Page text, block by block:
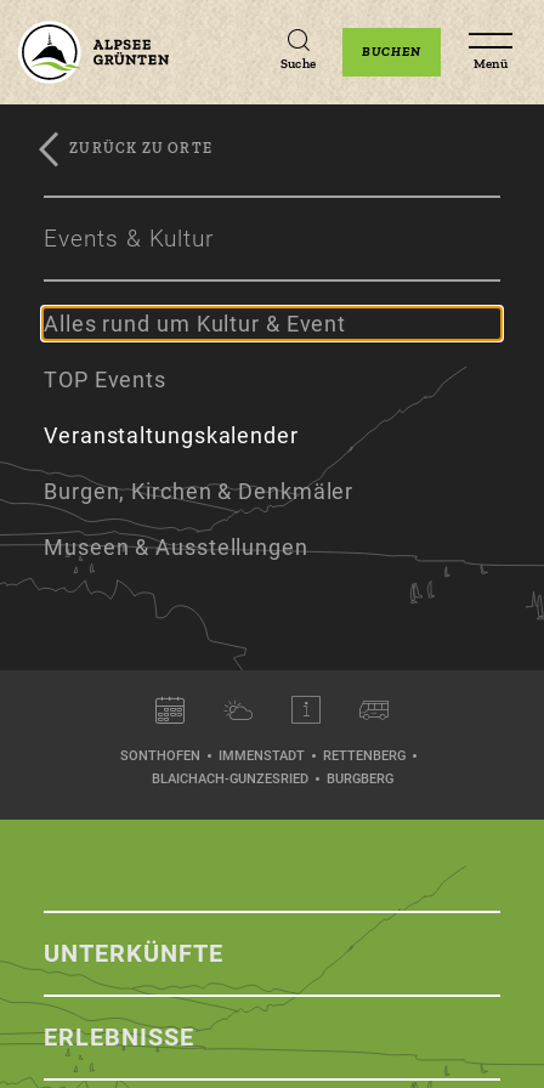
Zum
Zur
Zum
Suche
BUCHEN
Menü
ZURÜCK ZU ORTE
Events & Kultur
Alles rund um Kultur & Event
TOP Events
Veranstaltungskalender
Burgen, Kirchen & Denkmäler
Museen & Ausstellungen
SONTHOFEN IMMENSTADT
RETTENBERG
BLAICHACH-GUNZESRIED
BURGBERG
UNTERKÜNFTE
ERLEBNISSE
Unterkünfte Veranstaltungen